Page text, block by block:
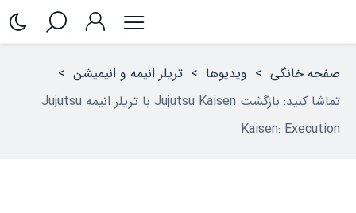
صفحه خانگی > ویدیوها > تریلر انیمه‌ و انیمیشن >
تماشا کنید: بازگشت Jujutsu Kaisen با تریلر انیمه Jujutsu
Kaisen: Execution